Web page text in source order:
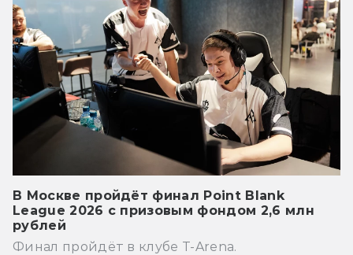
В Москве пройдёт финал Point Blank
League 2026 с призовым фондом 2,6 млн
рублей
Финал пройдёт в клубе T-Arena.